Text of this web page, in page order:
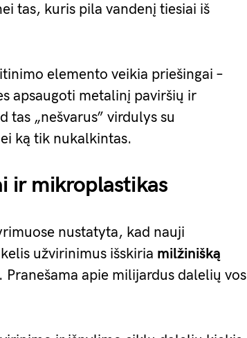
tas, kuris pila vandenį tiesiai iš
elemento veikia priešingai –
apsaugoti metalinį paviršių ir
tas „nešvarus” virdulys su
ką tik nukalkintas.
ir mikroplastikas
nustatyta, kad nauji
užvirinimus išskiria milžinišką
. Pranešama apie milijardus dalelių vos